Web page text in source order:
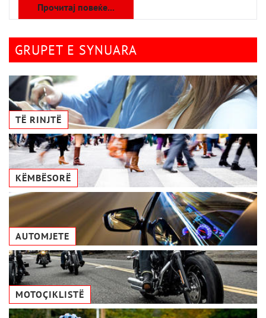
Прочитај повеќе...
GRUPET E SYNUARA
TË RINJTË
KËMBËSORË
AUTOMJETE
MOTOÇIKLISTË